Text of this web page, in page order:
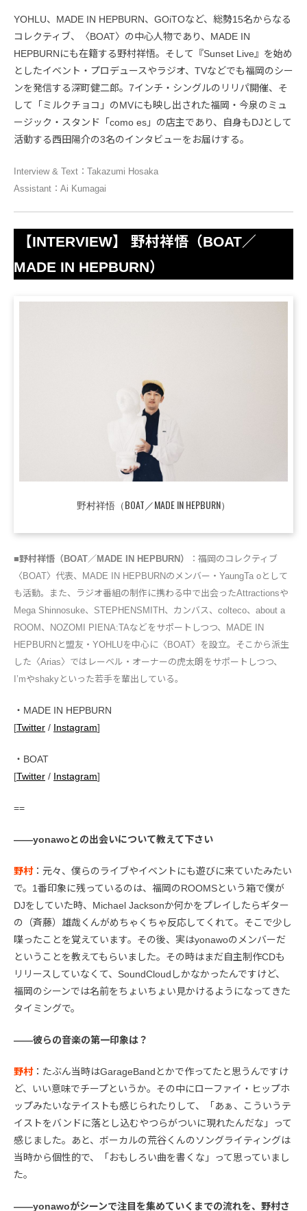
YOHLU、MADE IN HEPBURN、GOiTOなど、総勢15名からなる
コレクティブ、〈BOAT〉の中心人物であり、MADE IN
HEPBURNにも在籍する野村祥悟。そして『Sunset Live』を始め
としたイベント・プロデュースやラジオ、TVなどでも福岡のシー
ンを発信する深町健二郎。7インチ・シングルのリリパ開催、そ
して「ミルクチョコ」のMVにも映し出された福岡・今泉のミュ
ージック・スタンド「como es」の店主であり、自身もDJとして
活動する西田陽介の3名のインタビューをお届けする。
Interview & Text：Takazumi Hosaka
Assistant：Ai Kumagai
【INTERVIEW】 野村祥悟（BOAT／
MADE IN HEPBURN）
野村祥悟（BOAT／MADE IN HEPBURN）
■野村祥悟（BOAT／MADE IN HEPBURN）
：福岡のコレクティブ
〈BOAT〉代表、MADE IN HEPBURNのメンバー・YaungTa oとして
も活動。また、ラジオ番組の制作に携わる中で出会ったAttractionsや
Mega Shinnosuke、STEPHENSMITH、カンバス、colteco、about a
ROOM、NOZOMI PIENA:TAなどをサポートしつつ、MADE IN
HEPBURNと盟友・YOHLUを中心に〈BOAT〉を設立。そこから派生
した〈Arias〉ではレーベル・オーナーの虎太朗をサポートしつつ、
I’mやshakyといった若手を輩出している。
・MADE IN HEPBURN
[Twitter / Instagram]
・BOAT
[Twitter / Instagram]
==
――yonawoとの出会いについて教えて下さい
野村：元々、僕らのライブやイベントにも遊びに来ていたみたい
で。1番印象に残っているのは、福岡のROOMSという箱で僕が
DJをしていた時、Michael Jacksonか何かをプレイしたらギター
の（斉藤）雄哉くんがめちゃくちゃ反応してくれて。そこで少し
喋ったことを覚えています。その後、実はyonawoのメンバーだ
ということを教えてもらいました。その時はまだ自主制作CDも
リリースしていなくて、SoundCloudしかなかったんですけど、
福岡のシーンでは名前をちょいちょい見かけるようになってきた
タイミングで。
――彼らの音楽の第一印象は？
野村：たぶん当時はGarageBandとかで作ってたと思うんですけ
ど、いい意味でチープというか。その中にローファイ・ヒップホ
ップみたいなテイストも感じられたりして、「あぁ、こういうテ
イストをバンドに落とし込むやつらがついに現れたんだな」って
感じました。あと、ボーカルの荒谷くんのソングライティングは
当時から個性的で、「おもしろい曲を書くな」って思っていまし
た。
――yonawoがシーンで注目を集めていくまでの流れを、野村さ